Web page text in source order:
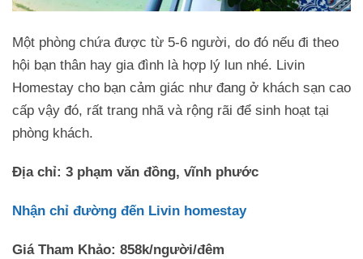
Một phòng chứa được từ 5-6 người, do đó nếu đi theo
hội bạn thân hay gia đình là hợp lý lun nhé. Livin
Homestay cho bạn cảm giác như đang ở khách sạn cao
cấp vậy đó, rất trang nhã và rộng rãi để sinh hoạt tại
phòng khách.
Địa chỉ: 3 phạm văn đồng, vĩnh phước
Nhận chỉ đường đến Livin homestay
Giá Tham Khảo: 858k/người/đêm